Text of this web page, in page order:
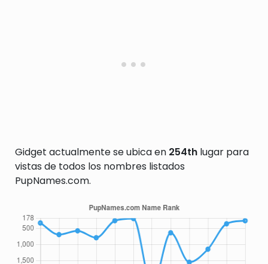
Gidget actualmente se ubica en 254th lugar para
vistas de todos los nombres listados
PupNames.com.